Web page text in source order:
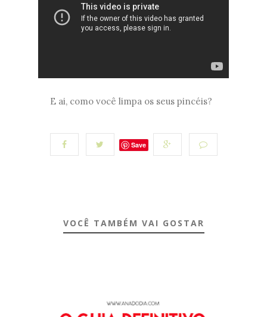
E ai, como você limpa os seus pincéis?
Save
VOCÊ TAMBÉM VAI GOSTAR